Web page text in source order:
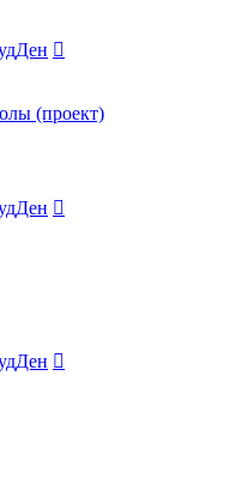
(проект)